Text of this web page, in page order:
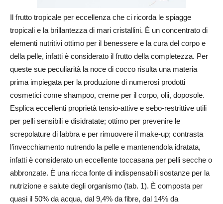
Il frutto tropicale per eccellenza che ci ricorda le spiagge
tropicali e la brillantezza di mari cristallini. È un concentrato di
elementi nutritivi ottimo per il benessere e la cura del corpo e
della pelle, infatti è considerato il frutto della completezza. Per
queste sue peculiarità la noce di cocco risulta una materia
prima impiegata per la produzione di numerosi prodotti
cosmetici come shampoo, creme per il corpo, olii, doposole.
Esplica eccellenti proprietà tensio-attive e sebo-restrittive utili
per pelli sensibili e disidratate; ottimo per prevenire le
screpolature di labbra e per rimuovere il make-up; contrasta
l’invecchiamento nutrendo la pelle e mantenendola idratata,
infatti è considerato un eccellente toccasana per pelli secche o
abbronzate. È una ricca fonte di indispensabili sostanze per la
nutrizione e salute degli organismo (tab. 1). È composta per
quasi il 50% da acqua, dal 9,4% da fibre, dal 14% da